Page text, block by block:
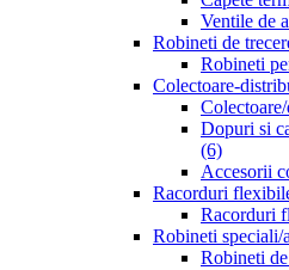
Ventile de
Robineti de
Robineti
Colectoare-
Dopuri si
(6)
Accesorii
Racorduri
Racorduri
Robineti speciali/
Robineti